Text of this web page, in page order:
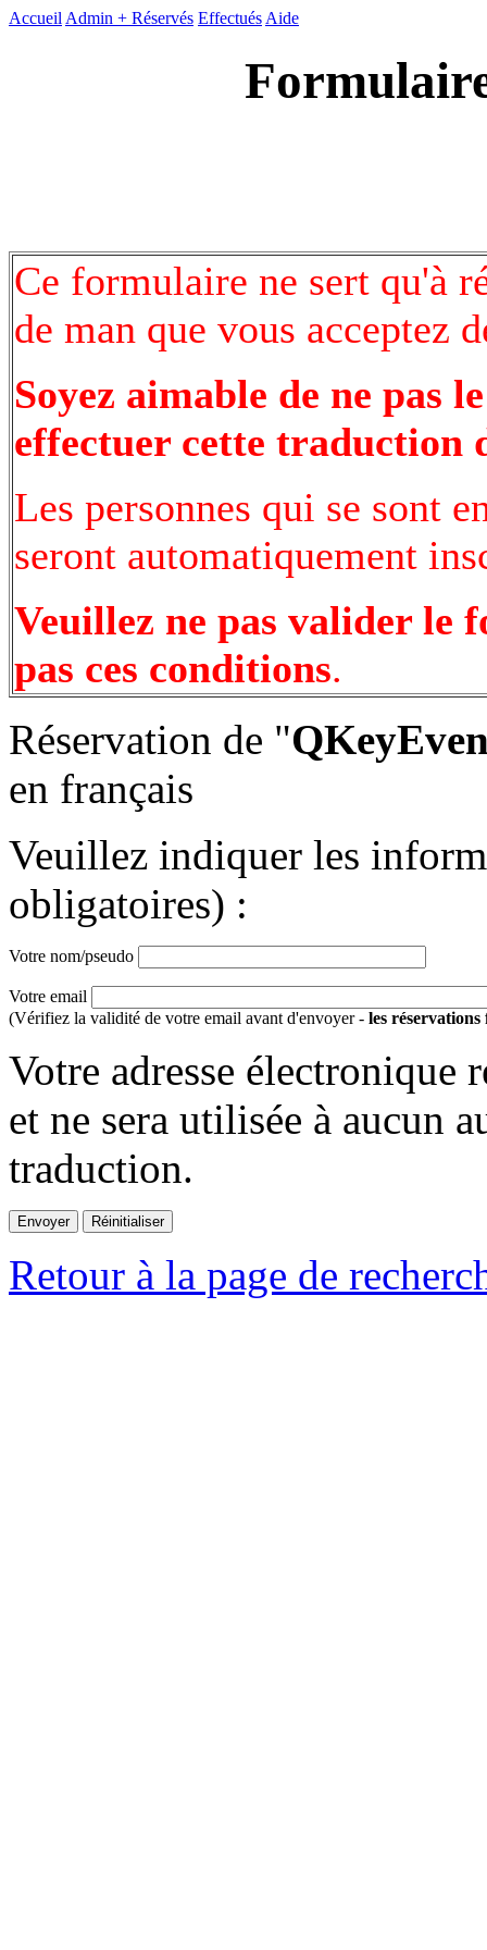
Accueil Admin + Réservés Effectués Aide
Ce formulaire ne sert qu'à
de man que vous acceptez
Soyez aimable de ne pas
effectuer cette traduction
Les personnes qui se sont
seront automatiquement
Veuillez ne pas valider le
pas ces conditions.
Réservation de "
en français
Veuillez indiquer les
obligatoires) :
Votre nom/pseudo
Votre email
(Vérifiez la validité de votre email avant d'envoyer - les réservations
Votre adresse électronique
et ne sera utilisée à aucun
traduction.
Retour à la page de